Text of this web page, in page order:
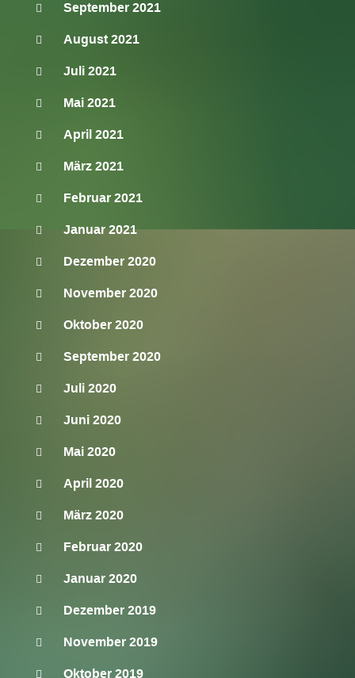
September 2021
August 2021
Juli 2021
Mai 2021
April 2021
März 2021
Februar 2021
Januar 2021
Dezember 2020
November 2020
Oktober 2020
September 2020
Juli 2020
Juni 2020
Mai 2020
April 2020
März 2020
Februar 2020
Januar 2020
Dezember 2019
November 2019
Oktober 2019